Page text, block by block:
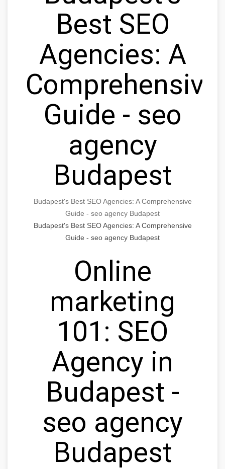
Best SEO
Agencies: A
Comprehensive
Guide - seo
agency
Budapest
Budapest's Best SEO Agencies: A Comprehensive
Guide - seo agency Budapest
Budapest's Best SEO Agencies: A Comprehensive
Guide - seo agency Budapest
Online
marketing
101: SEO
Agency in
Budapest -
seo agency
Budapest